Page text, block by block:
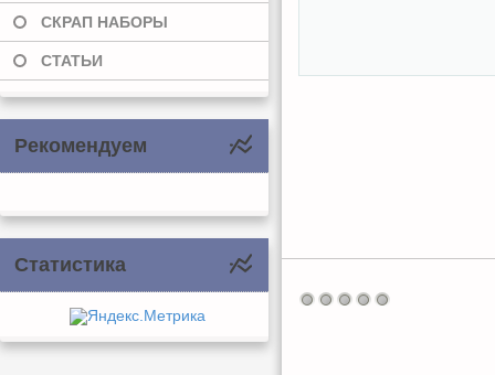
СКРАП НАБОРЫ
СТАТЬИ
Рекомендуем
Статистика